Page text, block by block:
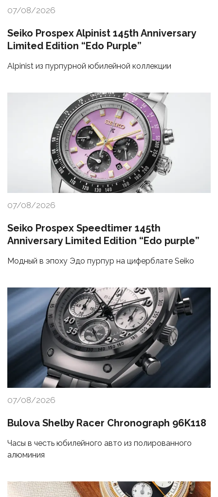
07/08/2026
Seiko Prospex Alpinist 145th Anniversary
Limited Edition “Edo Purple”
Alpinist из пурпурной юбилейной коллекции
07/08/2026
Seiko Prospex Speedtimer 145th
Anniversary Limited Edition “Edo purple”
Модный в эпоху Эдо пурпур на циферблате Seiko
07/08/2026
Bulova Shelby Racer Chronograph 96K118
Часы в честь юбилейного авто из полированного
алюминия